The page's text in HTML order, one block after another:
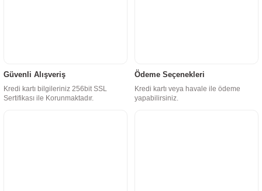
Güvenli Alışveriş
Kredi kartı bilgileriniz 256bit SSL
Sertifikası ile Korunmaktadır.
Ödeme Seçenekleri
Kredi kartı veya havale ile ödeme
yapabilirsiniz.